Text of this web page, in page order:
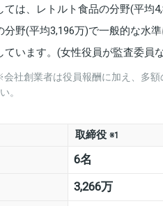
ては、レトルト食品の分野(平均
分野(平均3,196万)で一般的な水
ています。(女性役員が監査委員
社創業者は役員報酬に加え、多
。
取締役※1
6名
3,266万